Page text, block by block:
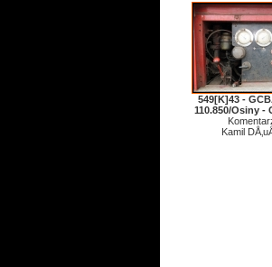
549[K]43 -
110.850/Osiny -
Kamil